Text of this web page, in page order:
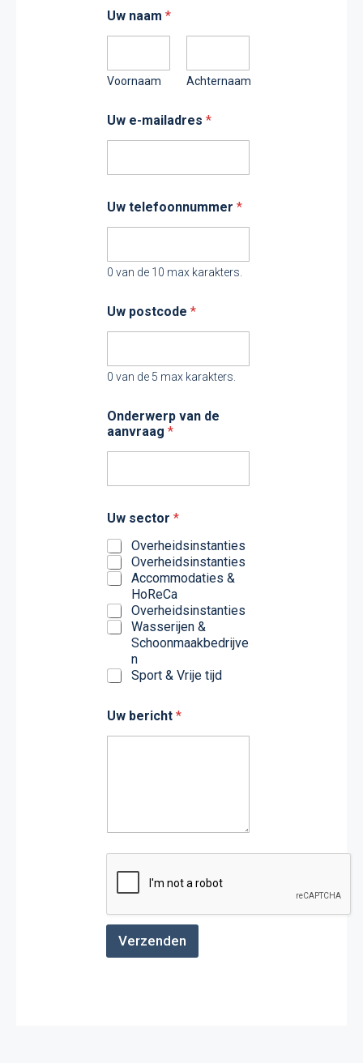
Uw naam *
Voornaam Achternaam
Uw e-mailadres *
Uw telefoonnummer *
0 van de 10 max karakters.
w
d
a
Uw postcode *
0 van de 5 max karakters.
Onderwerp van de
aanvraag *
Uw sector *
Overheidsinstanties
Overheidsinstanties
Accommodaties &
HoReCa
Overheidsinstanties
Wasserijen &
Schoonmaakbedrijve
n
Sport & Vrije tijd
Uw bericht *
Verzenden